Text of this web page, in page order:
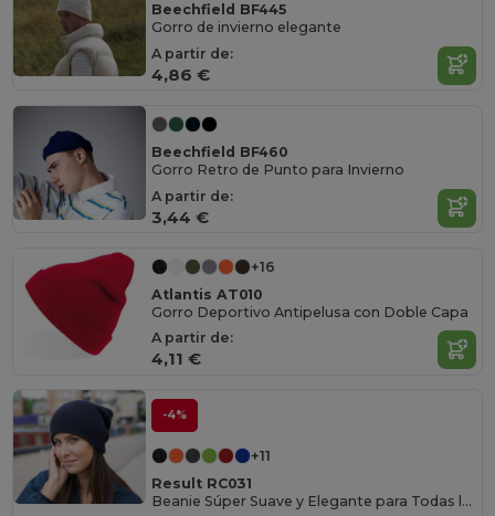
Beechfield BF445
Gorro de invierno elegante
A partir de:
4,86 €
Beechfield BF460
Gorro Retro de Punto para Invierno
A partir de:
3,44 €
+16
Atlantis AT010
Gorro Deportivo Antipelusa con Doble Capa
A partir de:
4,11 €
-4%
+11
Result RC031
Beanie Súper Suave y Elegante para Todas las Estaciones